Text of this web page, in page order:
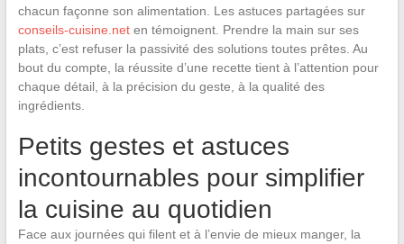
chacun façonne son alimentation. Les astuces partagées sur
conseils-cuisine.neten témoignent. Prendre la main sur ses
plats, c’est refuser la passivité des solutions toutes prêtes. Au
bout du compte, la réussite d’une recette tient à l’attention pour
chaque détail, à la précision du geste, à la qualité des
ingrédients.
Petits gestes et astuces
incontournables pour simplifier
la cuisine au quotidien
Face aux journées qui filent et à l’envie de mieux manger, la